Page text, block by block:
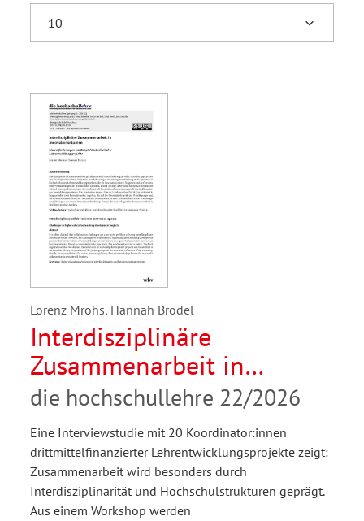
Lorenz Mrohs, Hannah Brodel
Interdisziplinäre
Zusammenarbeit in
Innovationsräumen.
Herausforderungen am
Beispiel hochschulischer
Lehrentwicklungsprojekte
die hochschullehre 22/2026
Eine Interviewstudie mit 20 Koordinator:innen
drittmittelfinanzierter Lehrentwicklungsprojekte zeigt:
Zusammenarbeit wird besonders durch
Interdisziplinarität und Hochschulstrukturen geprägt.
Aus einem Workshop werden